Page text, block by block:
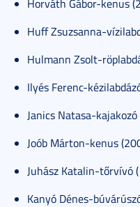
Horváth Gábor-kenus
Huff Zsuzsanna-
Hulmann Zsolt-
Ilyés Ferenc-
Janics Natasa-
Joób Márton-kenus
Juhász Katalin-tőrvívó
Kanyó Dénes-